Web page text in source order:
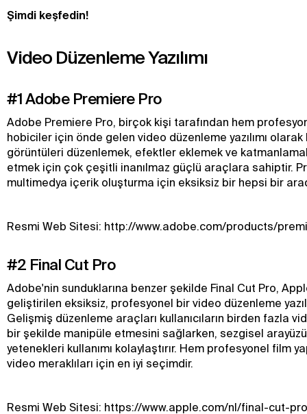
Şimdi keşfedin!
Video Düzenleme Yazılımı
#1 Adobe Premiere Pro
Adobe Premiere Pro, birçok kişi tarafından hem
hobiciler için önde gelen video düzenleme yazılımı
görüntüleri düzenlemek, efektler eklemek ve
etmek için çok çeşitli inanılmaz güçlü araçlara sahiptir.
multimedya içerik oluşturma için eksiksiz bir hepsi bir
Resmi Web Sitesi: http://www.adobe.com/products/
#2 Final Cut Pro
Adobe'nin sunduklarına benzer şekilde Final Cut Pro,
geliştirilen eksiksiz, profesyonel bir video düzenleme
Gelişmiş düzenleme araçları kullanıcıların birden fazla
bir şekilde manipüle etmesini sağlarken, sezgisel
yetenekleri kullanımı kolaylaştırır. Hem profesyonel film
video meraklıları için en iyi seçimdir.
Resmi Web Sitesi: https://www.apple.com/nl/final-cut-